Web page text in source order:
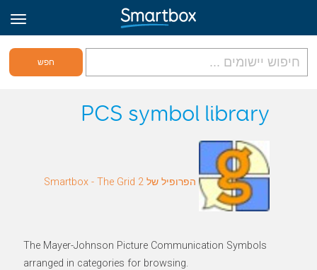
גריד אונליין
הירשם לאתר
PCS symbol library
הפרופיל של Smartbox - The Grid 2
The Mayer-Johnson Picture Communication Symbols
arranged in categories for browsing.